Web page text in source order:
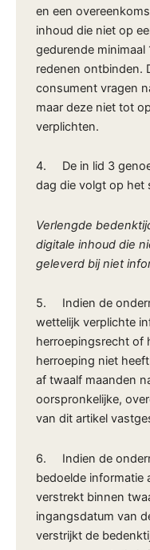
en een
inhoud die niet op
gedurende
redenen ontbinden.
consument vragen
maar deze niet tot
verplichten.
4. De in lid 3
dag die volgt op het
Verlengde
digitale inhoud die
geleverd bij niet
5. Indien de
wettelijk verplichte
herroepingsrecht of
herroeping niet
af twaalf maanden
oorspronkelijke,
van dit artikel
6. Indien de
bedoelde informatie
verstrekt binnen
ingangsdatum van
verstrijkt de